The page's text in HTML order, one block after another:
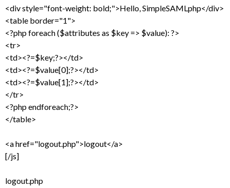
<div style="font-weight: bold;">Hello, SimpleSAMLphp</div>
<table border="1">
<?php foreach ($attributes as $key => $value): ?>
<tr>
<td><?=$key;?></td>
<td><?=$value[0];?></td>
<td><?=$value[1];?></td>
</tr>
<?php endforeach;?>
</table>
<a href="logout.php">logout</a>
[/js]
logout.php